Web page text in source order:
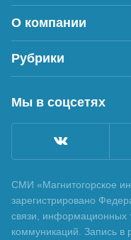
О компании
Рубрики
Мы в соцсетях
СМИ «Магнитогорское
зарегистрировано
связи, информационных
коммуникаций. Запись в